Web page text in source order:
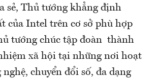
Thủ tướng khẳng định
của Intel trên cơ sở phù hợp
tướng chúc tập đoàn thành
xã hội tại những nơi hoạt
chuyển đổi số, đa dạng